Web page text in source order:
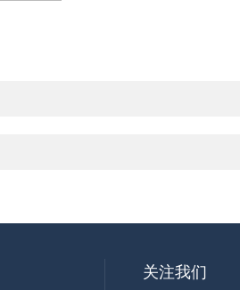
关注我们